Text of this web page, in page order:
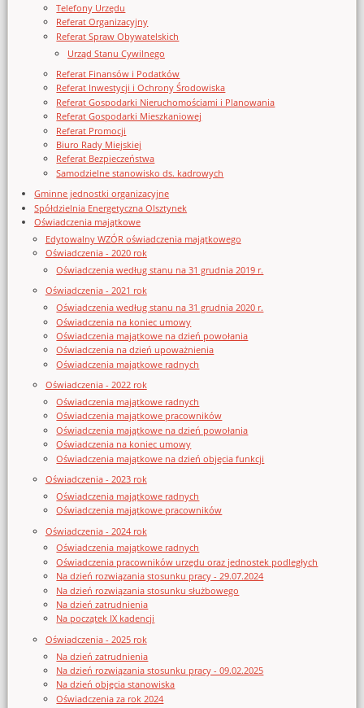
Telefony Urzędu
Referat Organizacyjny
Referat Spraw Obywatelskich
Urząd Stanu Cywilnego
Referat Finansów i Podatków
Referat Inwestycji i Ochrony Środowiska
Referat Gospodarki Nieruchomościami i Planowania
Referat Gospodarki Mieszkaniowej
Referat Promocji
Biuro Rady Miejskiej
Referat Bezpieczeństwa
Samodzielne stanowisko ds. kadrowych
Gminne jednostki organizacyjne
Spółdzielnia Energetyczna Olsztynek
Oświadczenia majątkowe
Edytowalny WZÓR oświadczenia majątkowego
Oświadczenia - 2020 rok
Oświadczenia według stanu na 31 grudnia 2019 r.
Oświadczenia - 2021 rok
Oświadczenia według stanu na 31 grudnia 2020 r.
Oświadczenia na koniec umowy
Oświadczenia majątkowe na dzień powołania
Oświadczenia na dzień upoważnienia
Oświadczenia majątkowe radnych
Oświadczenia - 2022 rok
Oświadczenia majątkowe radnych
Oświadczenia majątkowe pracowników
Oświadczenia majątkowe na dzień powołania
Oświadczenia na koniec umowy
Oświadczenia majątkowe na dzień objęcia funkcji
Oświadczenia - 2023 rok
Oświadczenia majątkowe radnych
Oświadczenia majątkowe pracowników
Oświadczenia - 2024 rok
Oświadczenia majątkowe radnych
Oświadczenia pracowników urzędu oraz jednostek podległych
Na dzień rozwiązania stosunku pracy - 29.07.2024
Na dzień rozwiązania stosunku służbowego
Na dzień zatrudnienia
Na początek IX kadencji
Oświadczenia - 2025 rok
Na dzień zatrudnienia
Na dzień rozwiązania stosunku pracy - 09.02.2025
Na dzień objęcia stanowiska
Oświadczenia za rok 2024